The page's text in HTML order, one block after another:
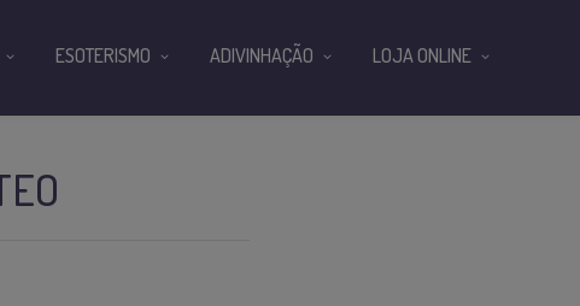
ESOTERISMO ADIVINHAÇÃO LOJA ONLINE